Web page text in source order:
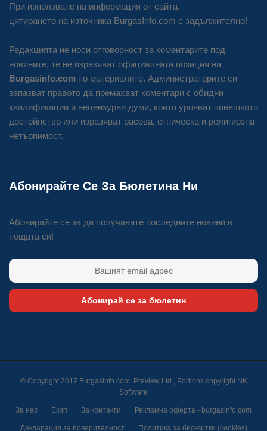
При използване на информация от сайта,
цитирането на източника BurgasInfo.com е задължително!
Редакцията не носи отговорност за коментарите под
новините, те не изразяват официалната позиция на
Burgasinfo.com по материалите. Администраторите си
запазват правото да премахват коментари с обидни
квалификации и нецензурни думи, които уронват човешкото
достойнство или изразяват расова, етническа и религиозна
нетърпимост.
Абонирайте Се За Бюлетина Ни
Абонирайте се за да получавате последните новини в
пощата си!
Абонирай се за бюлетин
© Copyright 2017 Burgasinfo.com, Preview Ltd., Portions copyright NK
Software
За нас Екип За контакти Рекламна оферта - burgasinfo.com
Декларация за поверителност Политика за бисквитки (cookies)